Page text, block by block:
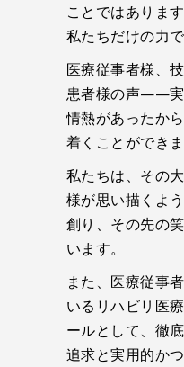
ことではありま
私たちだけの力
医療従事者様、
患者様の声——実
情熱があったか
着くことができま
私たちは、その
様が思い描くよ
創り、その先の
います。
また、医療従事
いるリハビリ医
ールとして、徹
追求と実用的か